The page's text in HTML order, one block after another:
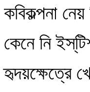
কবিকল্পনা
কেনে নি
হৃদয়ক্ষেত্রে